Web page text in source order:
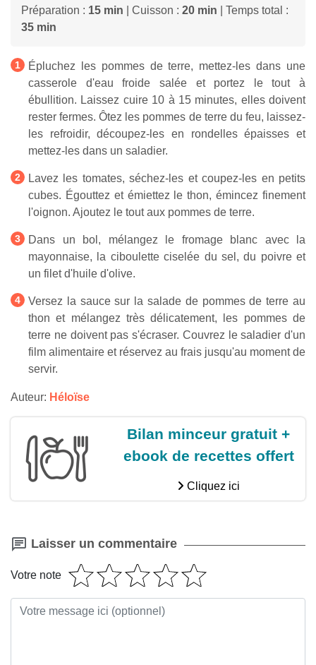
Préparation : 15 min | Cuisson : 20 min | Temps total :
35 min
Épluchez les pommes de terre, mettez-les dans une
casserole d'eau froide salée et portez le tout à
ébullition. Laissez cuire 10 à 15 minutes, elles doivent
rester fermes. Ôtez les pommes de terre du feu, laissez-
les refroidir, découpez-les en rondelles épaisses et
mettez-les dans un saladier.
Lavez les tomates, séchez-les et coupez-les en petits
cubes. Égouttez et émiettez le thon, émincez finement
l'oignon. Ajoutez le tout aux pommes de terre.
Dans un bol, mélangez le fromage blanc avec la
mayonnaise, la ciboulette ciselée du sel, du poivre et
un filet d'huile d'olive.
Versez la sauce sur la salade de pommes de terre au
thon et mélangez très délicatement, les pommes de
terre ne doivent pas s'écraser. Couvrez le saladier d'un
film alimentaire et réservez au frais jusqu'au moment de
servir.
Auteur: Héloïse
Bilan minceur gratuit +
ebook de recettes offert
Cliquez ici
Laisser un commentaire
Votre note